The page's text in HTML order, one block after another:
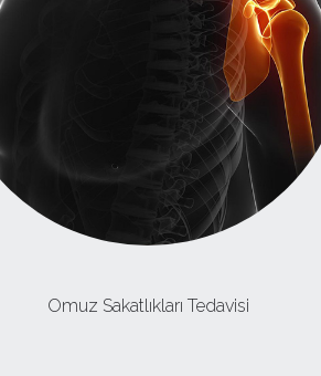
Omuz Sakatlıkları Tedavisi